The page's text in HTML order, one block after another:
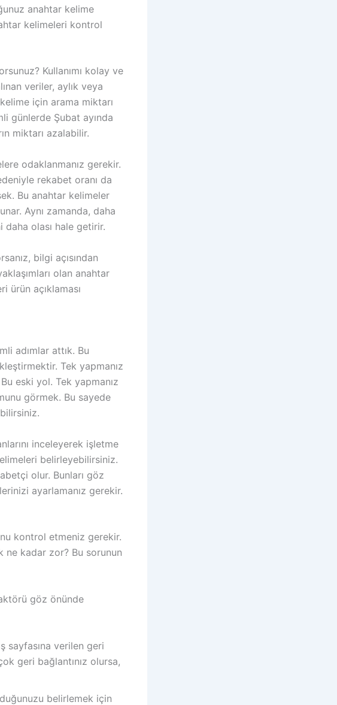
anahtar kelime
kelimeleri kontrol
Kullanımı kolay ve
veriler, aylık veya
için arama miktarı
günlerde Şubat ayında
miktarı azalabilir.
odaklanmanız gerekir.
rekabet oranı da
Bu anahtar kelimeler
Aynı zamanda, daha
daha olası hale getirir.
bilgi açısından
olan anahtar
ürün açıklaması
adımlar attık. Bu
Tek yapmanız
eski yol. Tek yapmanız
görmek. Bu sayede
inceleyerek işletme
belirleyebilirsiniz.
olur. Bunları göz
ayarlamanız gerekir.
kontrol etmeniz gerekir.
ne kadar zor? Bu sorunun
göz önünde
sayfasına verilen geri
geri bağlantınız olursa,
belirlemek için